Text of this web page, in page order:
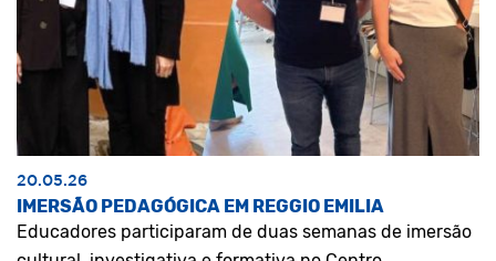
20.05.26
IMERSÃO PEDAGÓGICA EM REGGIO EMILIA
Educadores participaram de duas semanas de imersão